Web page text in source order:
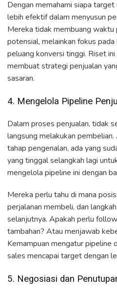
Dengan memahami siapa
lebih efektif dalam menyusun
Mereka tidak membuang waktu
potensial, melainkan fokus
peluang konversi tinggi. Riset
membuat strategi penjualan
sasaran.
4. Mengelola Pipeline
Dalam proses penjualan, tidak
langsung melakukan
tahap pengenalan, ada yang
yang tinggal selangkah lagi
mengelola pipeline ini dengan
Mereka perlu tahu di mana
perjalanan membeli, dan
selanjutnya. Apakah perlu
tambahan? Atau menjawab
Kemampuan mengatur pipeline
sales mencapai target dengan
5. Negosiasi dan